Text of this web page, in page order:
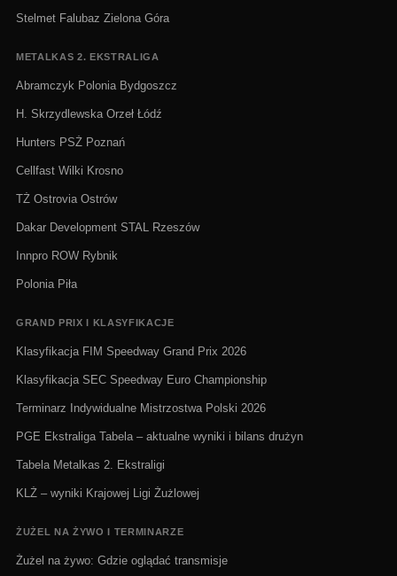
Stelmet Falubaz Zielona Góra
METALKAS 2. EKSTRALIGA
Abramczyk Polonia Bydgoszcz
H. Skrzydlewska Orzeł Łódź
Hunters PSŻ Poznań
Cellfast Wilki Krosno
TŻ Ostrovia Ostrów
Dakar Development STAL Rzeszów
Innpro ROW Rybnik
Polonia Piła
GRAND PRIX I KLASYFIKACJE
Klasyfikacja FIM Speedway Grand Prix 2026
Klasyfikacja SEC Speedway Euro Championship
Terminarz Indywidualne Mistrzostwa Polski 2026
PGE Ekstraliga Tabela – aktualne wyniki i bilans drużyn
Tabela Metalkas 2. Ekstraligi
KLŻ – wyniki Krajowej Ligi Żużlowej
ŻUŻEL NA ŻYWO I TERMINARZE
Żużel na żywo: Gdzie oglądać transmisje